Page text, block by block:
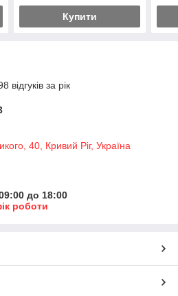
Купити
за рік
40, Кривий Ріг, Україна
до 18:00
роботи